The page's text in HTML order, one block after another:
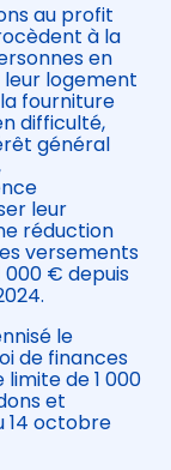
au profit
à la
en
logement
fourniture
difficulté,
général
leur
réduction
versements
000 € depuis
le
de finances
de 1 000
et
14 octobre